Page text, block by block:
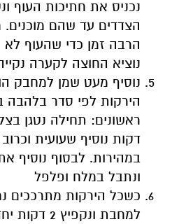
נכניס את חתיכות העוף
הצדדים עד שהם מוכנים.
הרבה זמן כדי שהעוף לא
נוציא החוצה לקערה
נוסיף מעט שמן למחבק
הירקות לפי סדר בלהבה
ראשונים: תחילה נטגן
דקות נוסיף שעועית
במהירות. לבסוף נוסיף
ונתבל במלח ופלפל
כשכל הירקות מתרככים
למחבת